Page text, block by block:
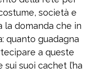
società e
la domanda che in
quanto guadagna
a queste
sui suoi cachet l’ha